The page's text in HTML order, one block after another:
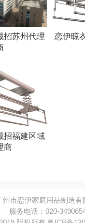
招苏州代理
恋伊晾
招福建区域
商
州市恋伊家庭用品制造有
服务电话：020-